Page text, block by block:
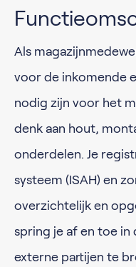
Als
voor de inkomende
nodig zijn voor het
denk aan hout,
onderdelen. Je
systeem (ISAH) en
overzichtelijk en
spring je af en toe in
externe partijen te